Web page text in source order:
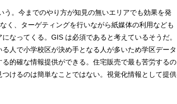
。今までのやり方が知見の無いエリアでも効果を発
く、ターゲティングを行いながら紙媒体の利用なども
なってくる。GIS は必須であると考えているそうだ。
人で小学校区が決め手となる人が多いため学区データ
的確な情報提供ができる。住宅販売で最も苦労するの
けるのは簡単なことではない。視覚化情報として提供